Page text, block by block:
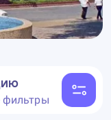
фильтры